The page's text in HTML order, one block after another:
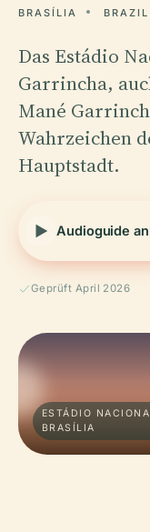
BRASÍLIA BRAZIL
Das Estádio
Garrincha,
Mané
Wahrzeichen
Hauptstadt.
Audioguide
Geprüft April 2026
ESTÁDIO
BRASÍLIA